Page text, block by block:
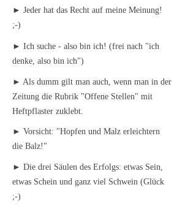
► Jeder hat das Recht auf meine Meinung!
;-)
► Ich suche - also bin ich! (frei nach "ich
denke, also bin ich")
► Als dumm gilt man auch, wenn man in der
Zeitung die Rubrik "Offene Stellen" mit
Heftpflaster zuklebt.
► Vorsicht: "Hopfen und Malz erleichtern
die Balz!"
► Die drei Säulen des Erfolgs: etwas Sein,
etwas Schein und ganz viel Schwein (Glück
;-)